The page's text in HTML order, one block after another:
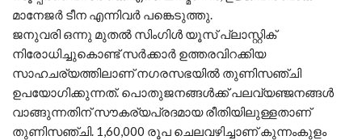
മാനേജർ ടീന എന്നിവർ പങ്കെടുത്തു.
ജനുവരി ഒന്നു മുതൽ സിംഗിൾ യൂസ് പ്ലാസ്റ്റിക്
നിരോധിച്ചുകൊണ്ട് സർക്കാർ ഉത്തരവിറക്കിയ
സാഹചര്യത്തിലാണ് നഗരസഭയിൽ തുണിസഞ്ചി
ഉപയോഗിക്കുന്നത്. പൊതുജനങ്ങൾക്ക് പലവ്യഞ്ജനങ്ങൾ
വാങ്ങുന്നതിന് സൗകര്യപ്രദമായ രീതിയിലുള്ളതാണ്
തുണിസഞ്ചി. 1,60,000 രൂപ ചെലവഴിച്ചാണ് കുന്നംകുളം